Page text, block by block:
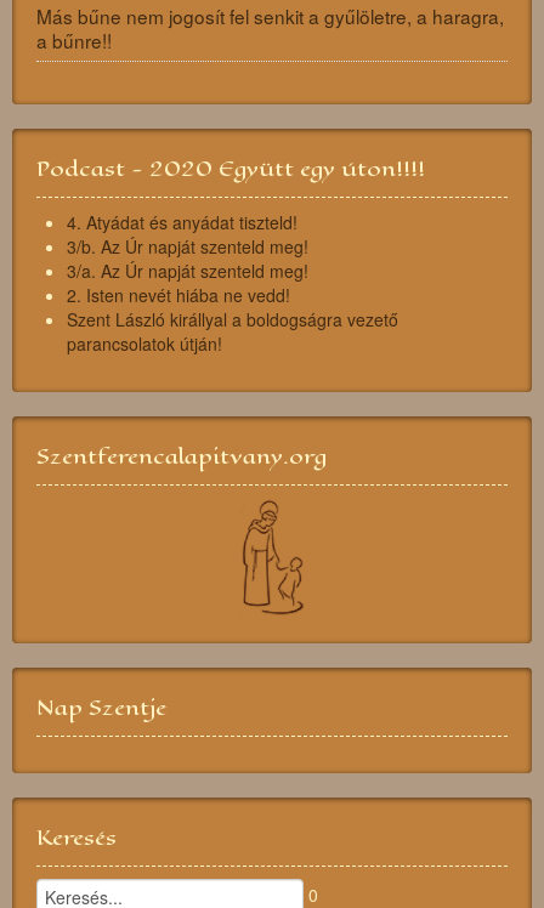
Más bűne nem jogosít fel senkit a gyűlöletre, a haragra,
a bűnre!!
Podcast - 2020 Együtt egy úton!!!!
4. Atyádat és anyádat tiszteld!
3/b. Az Úr napját szenteld meg!
3/a. Az Úr napját szenteld meg!
2. Isten nevét hiába ne vedd!
Szent László királlyal a boldogságra vezető
parancsolatok útján!
Szentferencalapitvany.org
Nap Szentje
Keresés
0